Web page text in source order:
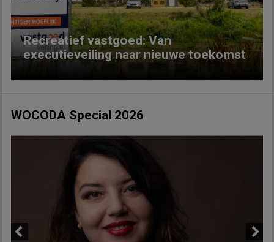
Recreatief vastgoed: Van
executieveiling naar nieuwe toekomst
WOCODA Special 2026